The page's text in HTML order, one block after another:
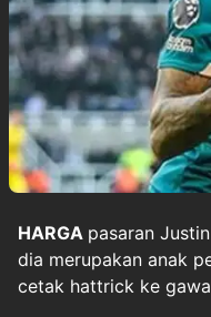
HARGA pasaran
dia merupakan anak
cetak hattrick ke